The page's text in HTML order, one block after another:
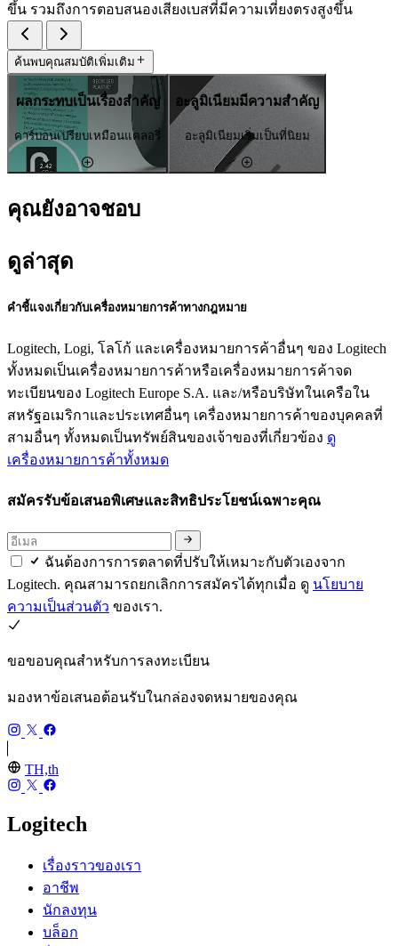
ขึ้น รวมถึงการตอบสนองเสียงเบสที่มีความเที่ยงตรงสูงขึ้น
ค้นพบคุณสมบัติเพิ่มเติม
ผลกระทบเป็นเรื่องสำคัญ
คาร์บอนเปรียบเหมือนแคลอรี่
อะลูมิเนียมมีความสำคัญ
อะลูมิเนียมเริ่มเป็นที่นิยม
คุณยังอาจชอบ
ดูล่าสุด
คำชี้แจงเกี่ยวกับเครื่องหมายการค้าทางกฎหมาย
Logitech, Logi, โลโก้ และเครื่องหมายการค้าอื่นๆ ของ Logitech
ทั้งหมดเป็นเครื่องหมายการค้าหรือเครื่องหมายการค้าจด
ทะเบียนของ Logitech Europe S.A. และ/หรือบริษัทในเครือใน
สหรัฐอเมริกาและประเทศอื่นๆ เครื่องหมายการค้าของบุคคลที่
สามอื่นๆ ทั้งหมดเป็นทรัพย์สินของเจ้าของที่เกี่ยวข้อง ดู
เครื่องหมายการค้าทั้งหมด
สมัครรับข้อเสนอพิเศษและสิทธิประโยชน์เฉพาะคุณ
ฉันต้องการการตลาดที่ปรับให้เหมาะกับตัวเองจาก
Logitech. คุณสามารถยกเลิกการสมัครได้ทุกเมื่อ ดู นโยบาย
ความเป็นส่วนตัว ของเรา.
ขอขอบคุณสำหรับการลงทะเบียน
มองหาข้อเสนอต้อนรับในกล่องจดหมายของคุณ
TH,th
Logitech
เรื่องราวของเรา
อาชีพ
นักลงทุน
บล็อก